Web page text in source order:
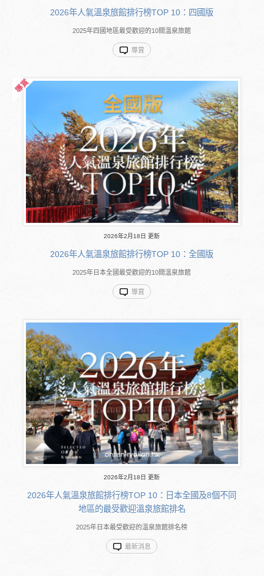
2026年人氣溫泉旅館排行榜TOP 10：四國版
2025年四國地區最受歡迎的10間溫泉旅館
導賞
2026年2月18日 更新
2026年人氣溫泉旅館排行榜TOP 10：全國版
2025年日本全國最受歡迎的10間溫泉旅館
導賞
2026年2月18日 更新
2026年人氣溫泉旅館排行榜TOP 10：日本全國及8個不同
地區的最受歡迎溫泉旅館排名
2025年日本最受歡迎的溫泉旅館排名榜
最新消息